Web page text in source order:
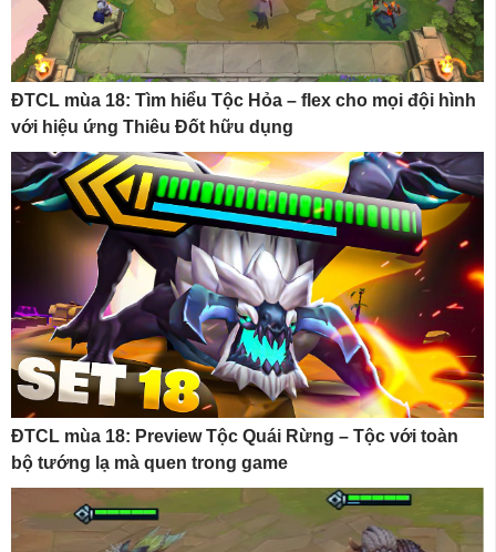
ĐTCL mùa 18: Tìm hiểu Tộc Hỏa – flex cho mọi đội hình
với hiệu ứng Thiêu Đốt hữu dụng
ĐTCL mùa 18: Preview Tộc Quái Rừng – Tộc với toàn
bộ tướng lạ mà quen trong game